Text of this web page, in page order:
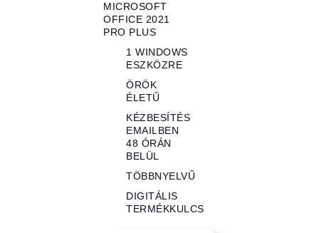
MICROSOFT
OFFICE 2021
PRO PLUS
1 WINDOWS
ESZKÖZRE
ÖRÖK
ÉLETŰ
KÉZBESÍTÉS
EMAILBEN
48 ÓRÁN
BELÜL
TÖBBNYELVŰ
DIGITÁLIS
TERMÉKKULCS